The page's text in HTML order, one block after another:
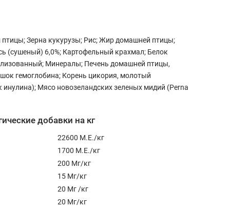
Зерна кукурузы; Рис; Жир домашней птицы;
(сушеный) 6,0%; Картофельный крахмал; Белок
Минералы; Печень домашней птицы,
гемоглобина; Корень цикория, молотый
инулина); Мясо новозеландских зеленых мидий (Perna
добавки на кг
22600 М.Е./кг
1700 М.Е./кг
200 Мг/кг
15 Мг/кг
20 Мг /кг
20 Мг/кг